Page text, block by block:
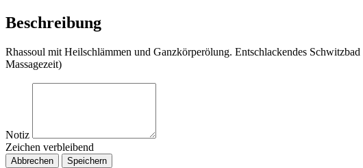
Beschreibung
Rhassoul mit Heilschlämmen und Ganzkörperölung. Entschlackendes
Massagezeit)
Notiz
Zeichen verbleibend
Abbrechen Speichern